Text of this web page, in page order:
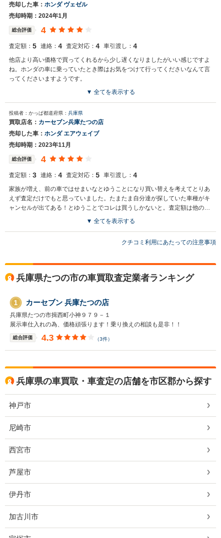
売却した車： ホンダ ヴェゼル
売却時期：2024年1月
総合評価 4
査定額： 5 連絡： 4 査定対応： 4 車引渡し： 4
他店より高い価格で買ってくれるから少し遅くなりましたがいい感じですよ
ね。ホンダの車に乗っていたとき際はお気をつけて行ってくださいなんて言
ってくださいますようです。
▼ 全てを表示する
投稿者：かっぱ都道府県： 兵庫県
買取店名： カーセブン兵庫たつの店
売却した車： ホンダ エアウェイブ
売却時期：2023年11月
総合評価 4
査定額： 3 連絡： 4 査定対応： 5 車引渡し： 4
家族が増え、前の車ではせまいなとゆうことになり買い替えを考えてとりあ
えず査定だけでもと思っていました。たまたま自分達が探していた車種がキ
ャンセルが出てある！とゆうことでコレは買うしかないと。査定額は他の店
舗と大差なかったし、店長さんの人柄も良かったのでお願いしました。 こち
▼ 全てを表示する
クチコミ利用にあたっての注意事項
兵庫県たつの市の車買取査定業者ランキング
1 カーセブン 兵庫たつの店
兵庫県たつの市揖西町小神９７９－１
展示車仕入れの為、価格頑張ります！乗り換えの相談も是非！！
総合評価 4.3 （3件）
兵庫県の車買取・車査定の店舗を市区郡から探す
神戸市
尼崎市
西宮市
芦屋市
伊丹市
加古川市